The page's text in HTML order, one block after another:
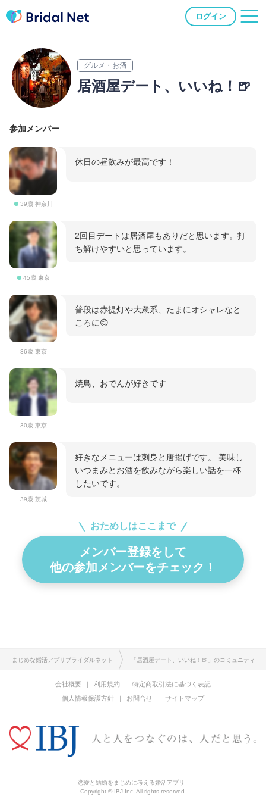
ログイン
グルメ・お酒
居酒屋デート、いいね！🍺
参加メンバー
39歳 神奈川
休日の昼飲みが最高です！
45歳 東京
2回目デートは居酒屋もありだと思います。打
ち解けやすいと思っています。
36歳 東京
普段は赤提灯や大衆系、たまにオシャレなと
ころに😊
30歳 東京
焼鳥、おでんが好きです
39歳 茨城
好きなメニューは刺身と唐揚げです。 美味し
いつまみとお酒を飲みながら楽しい話を一杯
したいです。
おためしはここまで
メンバー登録をして
他の参加メンバーをチェック！
まじめな婚活アプリブライダルネット 「居酒屋デート、いいね！🍺」のコミュニティ
会社概要 利用規約
特定商取引法に基づく表記
個人情報保護方針
お問合せ サイトマップ
恋愛と結婚をまじめに考える婚活アプリ
Copyright © IBJ Inc. All rights reserved.